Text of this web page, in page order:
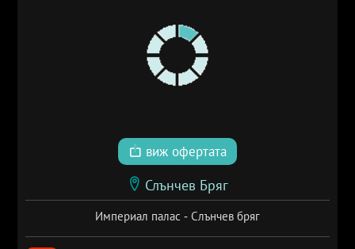
виж офертата
Слънчев Бряг
Империал палас - Слънчев бряг